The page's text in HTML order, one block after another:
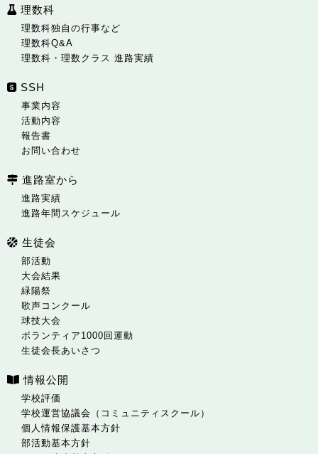
理数科
理数科独自の行事など
理数科Q&A
理数科・理数クラス 進路実績
SSH
事業内容
活動内容
報告書
お問い合わせ
進路室から
進路実績
進路年間スケジュール
生徒会
部活動
大会結果
緑陽祭
歌声コンクール
球技大会
ボランティア1000回運動
生徒会長あいさつ
情報公開
学校評価
学校運営協議会（コミュニティスクール）
個人情報保護基本方針
部活動基本方針